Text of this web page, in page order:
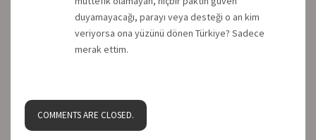
duyamayacağı, parayı veya desteği o an kim
veriyorsa ona yüzünü dönen Türkiye? Sadece
merak ettim.
COMMENTS ARE CLOSED.